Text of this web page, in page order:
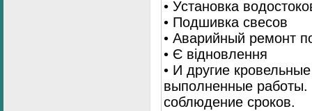
• Установка
• Подшивка свесов
• Аварийный ремонт
• Є відновлення
• И другие
выполненные работы.
соблюдение сроков.